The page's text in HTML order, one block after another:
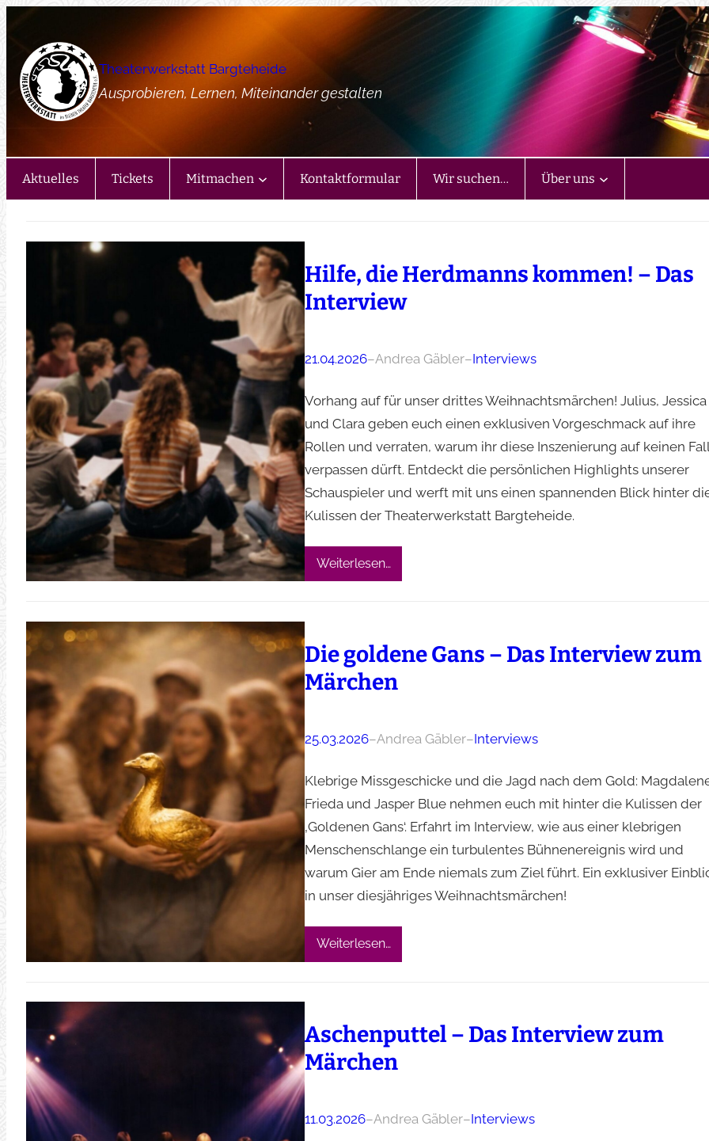
springen
Theaterwerkstatt Bargteheide
Ausprobieren, Lernen, Miteinander gestalten
Aktuelles Tickets Mitmachen Kontaktformular Wir suchen… Über uns
Hilfe, die Herdmanns kommen! – Das
Interview
21.04.2026–Andrea Gäbler–Interviews
Vorhang auf für unser drittes Weihnachtsmärchen! Julius, Jessica
und Clara geben euch einen exklusiven Vorgeschmack auf ihre
Rollen und verraten, warum ihr diese Inszenierung auf keinen Fall
verpassen dürft. Entdeckt die persönlichen Highlights unserer
Schauspieler und werft mit uns einen spannenden Blick hinter
Kulissen der Theaterwerkstatt Bargteheide.
Weiterlesen…
Die goldene Gans – Das Interview zum
Märchen
25.03.2026–Andrea Gäbler–Interviews
Klebrige Missgeschicke und die Jagd nach dem Gold:
Frieda und Jasper Blue nehmen euch mit hinter die Kulissen der
‚Goldenen Gans‘. Erfahrt im Interview, wie aus einer klebrigen
Menschenschlange ein turbulentes Bühnenereignis wird und
warum Gier am Ende niemals zum Ziel führt. Ein exklusiver
in unser diesjähriges Weihnachtsmärchen!
Weiterlesen…
Aschenputtel – Das Interview zum
Märchen
11.03.2026–Andrea Gäbler–Interviews